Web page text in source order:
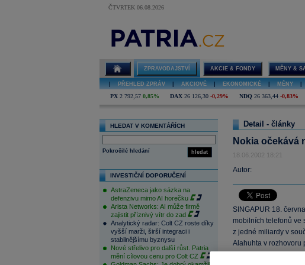
ČTVRTEK 06.08.2026
ZPRAVODAJSTVÍ AKCIE & FONDY MĚNY &
PŘEHLED ZPRÁV AKCIOVÉ EKONOMICKÉ MĚNY
PX 2 792,57 0,85% DAX 26 126,30 -0,29% NDQ 26 363,44 -0,83%
HLEDAT V KOMENTÁŘÍCH
hledat
Pokročilé hledání
INVESTIČNÍ DOPORUČENÍ
AstraZeneca jako sázka na
defenzivu mimo AI horečku
Arista Networks: AI může firmě
zajistit příznivý vítr do zad
Analytický radar: Colt CZ roste díky
vyšší marži, širší integraci i
stabilnějšímu byznysu
Nové střelivo pro další růst. Patria
mění cílovou cenu pro Colt CZ
Detail - články
Nokia očekává
18.06.2002 18:21
Autor:
SINGAPUR 18.
mobilních telefonů ve
z jedné miliardy v
Alahuhta v rozhovoru